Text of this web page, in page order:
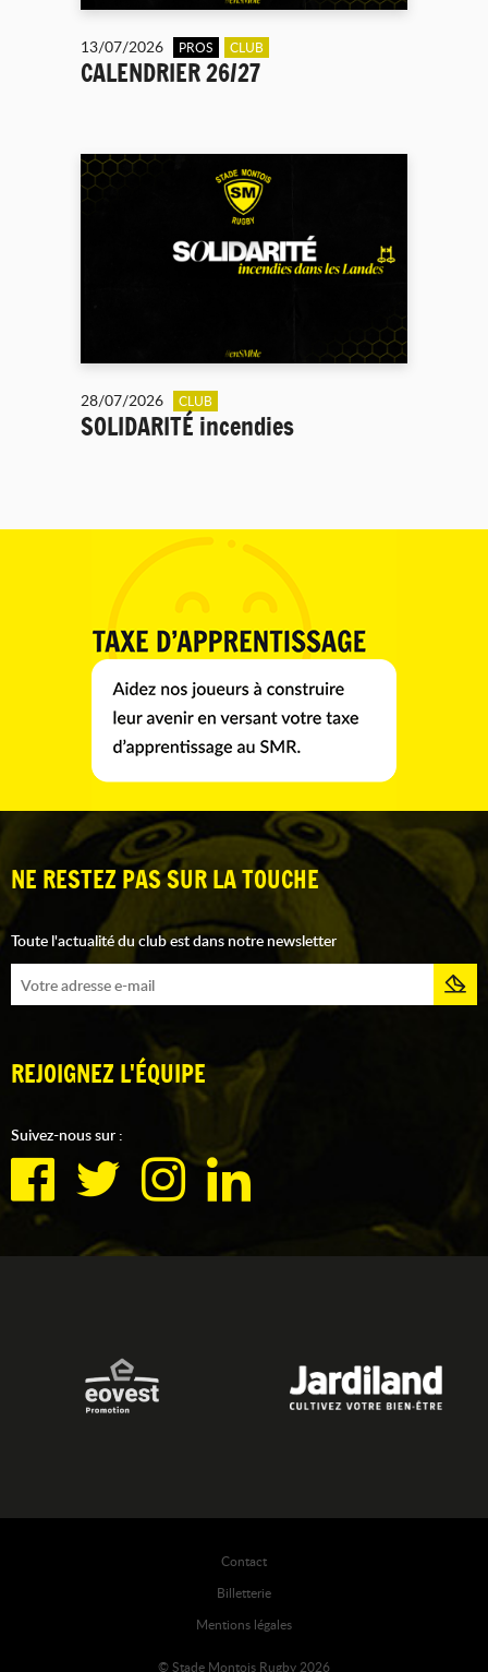
13/07/2026 PROS CLUB
CALENDRIER 26/27
28/07/2026 CLUB
SOLIDARITÉ incendies
NE RESTEZ PAS SUR LA TOUCHE
Toute l'actualité du club est dans notre newsletter
REJOIGNEZ L'ÉQUIPE
Suivez-nous sur :
Contact
Billetterie
Mentions légales
© Stade Montois Rugby 2026